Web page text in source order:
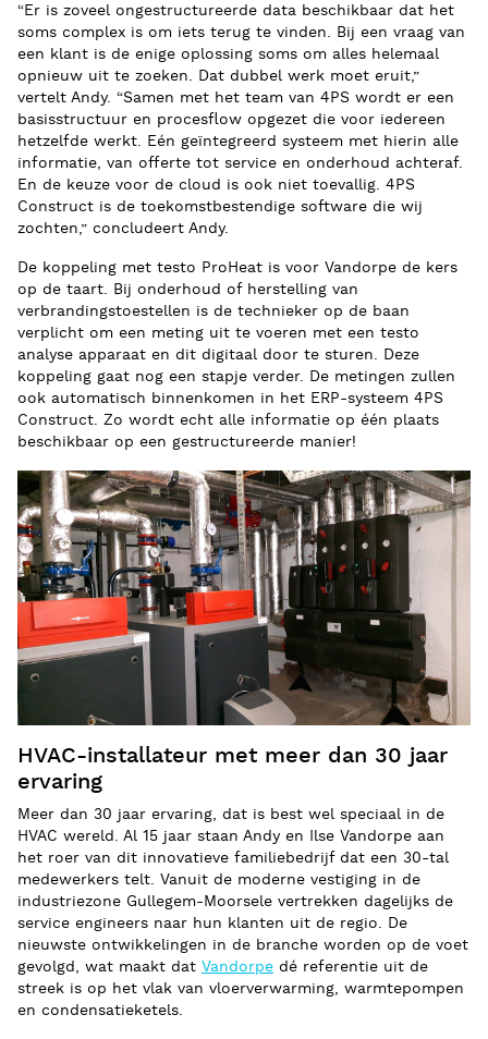
“Er is zoveel ongestructureerde data beschikbaar dat het
soms complex is om iets terug te vinden. Bij een vraag van
een klant is de enige oplossing soms om alles helemaal
opnieuw uit te zoeken. Dat dubbel werk moet eruit,”
vertelt Andy. “Samen met het team van 4PS wordt er een
basisstructuur en procesflow opgezet die voor iedereen
hetzelfde werkt. Eén geïntegreerd systeem met hierin alle
informatie, van offerte tot service en onderhoud achteraf.
En de keuze voor de cloud is ook niet toevallig. 4PS
Construct is de toekomstbestendige software die wij
zochten,” concludeert Andy.
De koppeling met testo ProHeat is voor Vandorpe de kers
op de taart. Bij onderhoud of herstelling van
verbrandingstoestellen is de technieker op de baan
verplicht om een meting uit te voeren met een testo
analyse apparaat en dit digitaal door te sturen. Deze
koppeling gaat nog een stapje verder. De metingen zullen
ook automatisch binnenkomen in het ERP-systeem 4PS
Construct. Zo wordt echt alle informatie op één plaats
beschikbaar op een gestructureerde manier!
HVAC-installateur met meer dan 30 jaar
ervaring
Meer dan 30 jaar ervaring, dat is best wel speciaal in de
HVAC wereld. Al 15 jaar staan Andy en Ilse Vandorpe aan
het roer van dit innovatieve familiebedrijf dat een 30-tal
medewerkers telt. Vanuit de moderne vestiging in de
industriezone Gullegem-Moorsele vertrekken dagelijks de
service engineers naar hun klanten uit de regio. De
nieuwste ontwikkelingen in de branche worden op de voet
gevolgd, wat maakt dat Vandorpe dé referentie uit de
streek is op het vlak van vloerverwarming, warmtepompen
en condensatieketels.